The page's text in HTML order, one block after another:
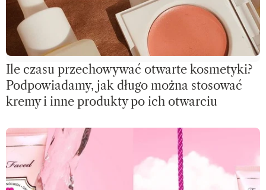
Ile czasu przechowywać otwarte kosmetyki?
Podpowiadamy, jak długo można stosować
kremy i inne produkty po ich otwarciu